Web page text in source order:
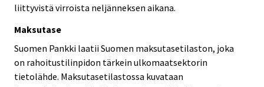
liittyvistä virroista neljänneksen aikana.
Maksutase
Suomen Pankki laatii Suomen maksutasetilaston, joka
on rahoitustilinpidon tärkein ulkomaatsektorin
tietolähde. Maksutasetilastossa kuvataan